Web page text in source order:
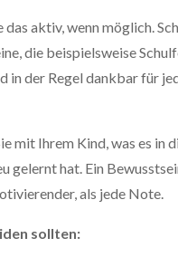
aktiv, wenn möglich.
die beispielsweise
in der Regel dankbar für
mit Ihrem Kind, was es in
gelernt hat. Ein
als jede Note.
sollten: